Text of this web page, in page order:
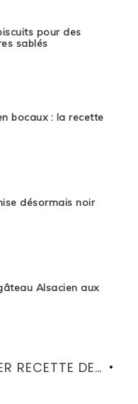
pour des
sablés
bocaux : la recette
désormais noir
Alsacien aux
RECETTE DE…